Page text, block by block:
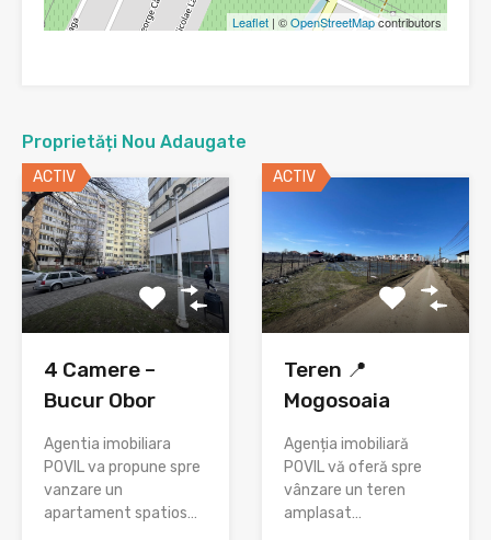
Leaflet | ©OpenStreetMapcontributors
Proprietăți Nou Adaugate
ACTIV
4 Camere –
Bucur Obor
Agentia imobiliara
POVIL va propune spre
vanzare un
apartament spatios…
ACTIV
Teren 📍
Mogosoaia
Agenția imobiliară
POVIL vă oferă spre
vânzare un teren
amplasat…